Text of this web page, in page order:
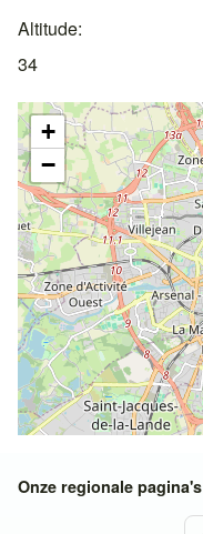
Altitude
34
+
−
Onze regionale pagina's